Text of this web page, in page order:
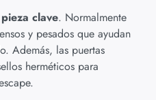
clave. Normalmente
y pesados que ayudan
Además, las puertas
herméticos para